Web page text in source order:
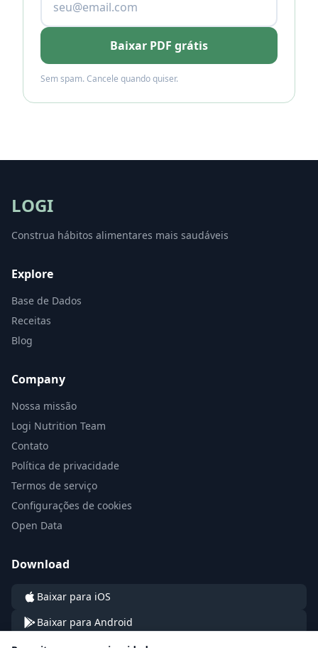
Baixar PDF grátis
Sem spam. Cancele quando quiser.
LOGI
Construa hábitos alimentares mais saudáveis
Explore
Base de Dados
Receitas
Blog
Company
Nossa missão
Logi Nutrition Team
Contato
Política de privacidade
Termos de serviço
Configurações de cookies
Open Data
Download
Baixar para iOS
Baixar para Android